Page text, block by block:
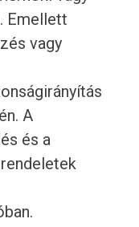
Emellett
vagy
A
és a